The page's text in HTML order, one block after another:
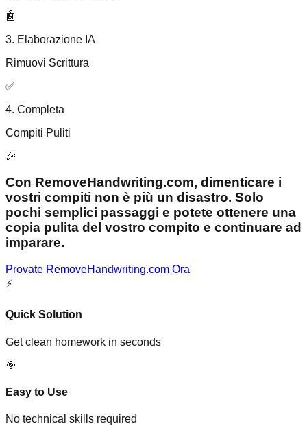
🤖
3. Elaborazione IA
Rimuovi Scrittura
✅
4. Completa
Compiti Puliti
🎉
Con RemoveHandwriting.com, dimenticare i
vostri compiti non è più un disastro. Solo
pochi semplici passaggi e potete ottenere una
copia pulita del vostro compito e continuare ad
imparare.
Provate RemoveHandwriting.com Ora
⚡
Quick Solution
Get clean homework in seconds
🎯
Easy to Use
No technical skills required